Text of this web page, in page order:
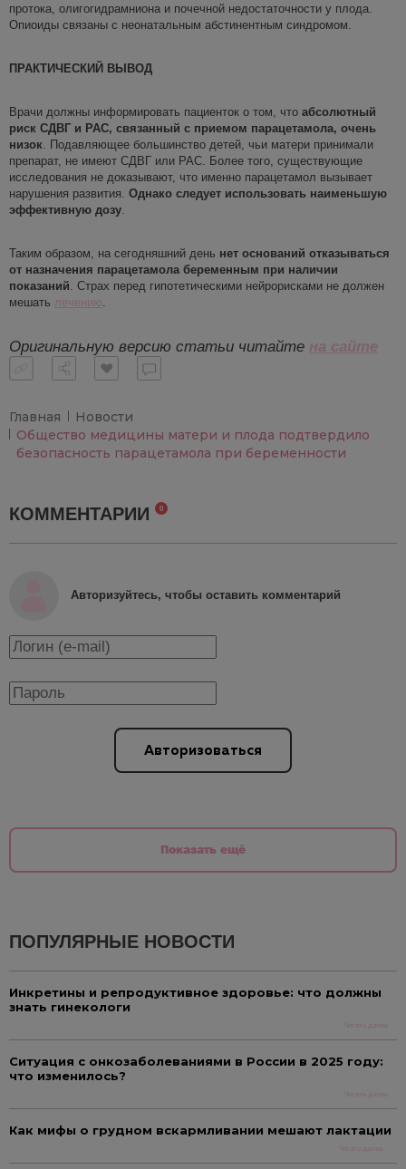
протока, олигогидрамниона и почечной недостаточности у плода.
Опиоиды связаны с неонатальным абстинентным синдромом.
ПРАКТИЧЕСКИЙ ВЫВОД
Врачи должны информировать пациенток о том, что абсолютный
риск СДВГ и РАС, связанный с приемом парацетамола, очень
низок . Подавляющее большинство детей, чьи матери принимали
препарат, не имеют СДВГ или РАС. Более того, существующие
исследования не доказывают, что именно парацетамол вызывает
нарушения развития. Однако следует использовать наименьшую
эффективную дозу
Таким образом, на сегодняшний день нет оснований отказываться
от назначения парацетамола беременным при наличии
показаний . Страх перед гипотетическими нейрорисками не должен
мешать лечению
Оригинальную версию статьи читайте на сайте
Главная
Новости
Общество медицины матери и плода подтвердило
безопасность парацетамола при беременности
КОММЕНТАРИИ 0
Авторизуйтесь, чтобы оставить комментарий
Авторизоваться
Показать ещё
ПОПУЛЯРНЫЕ НОВОСТИ
Инкретины и репродуктивное здоровье: что должны
знать гинекологи
Читать далее
Ситуация с онкозаболеваниями в России в 2025 году:
что изменилось?
Читать далее
Как мифы о грудном вскармливании мешают лактации
Читать далее